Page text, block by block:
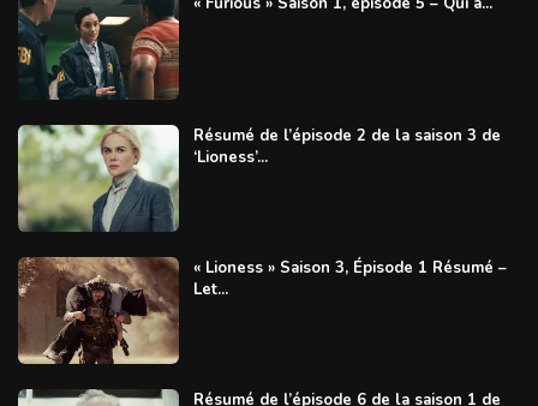
Résumé de l’épisode 2 de la saison 3 de
‘Lioness’...
« Lioness » Saison 3, Épisode 1 Résumé –
Let...
Résumé de l’épisode 6 de la saison 1 de